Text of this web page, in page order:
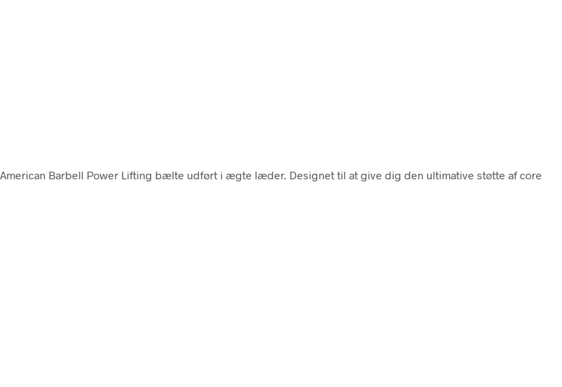
. American Barbell Power Lifting bælte udført i ægte læder. Designet til at give dig den ultimative støtte af core